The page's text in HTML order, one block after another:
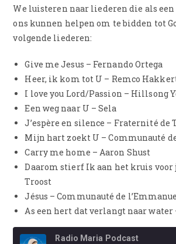
We luisteren naar liederen die als een
ons kunnen helpen om te bidden tot
volgende liederen:
Give me Jesus – Fernando Ortega
Heer, ik kom tot U – Remco
I love you Lord/Passion – Hillsong
Een weg naar U – Sela
J’espère en silence – Fraternité de
Mijn hart zoekt U – Communauté
Carry me home – Aaron Shust
Daarom stierf Ik aan het kruis voor
Troost
Jésus – Communauté de
As een hert dat verlangt naar
Radio Maria Podcast